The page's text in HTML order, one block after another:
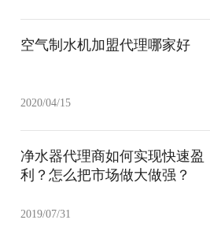
空气制水机加盟代理哪家好
2020/04/15
净水器代理商如何实现快速盈
利？怎么把市场做大做强？
2019/07/31